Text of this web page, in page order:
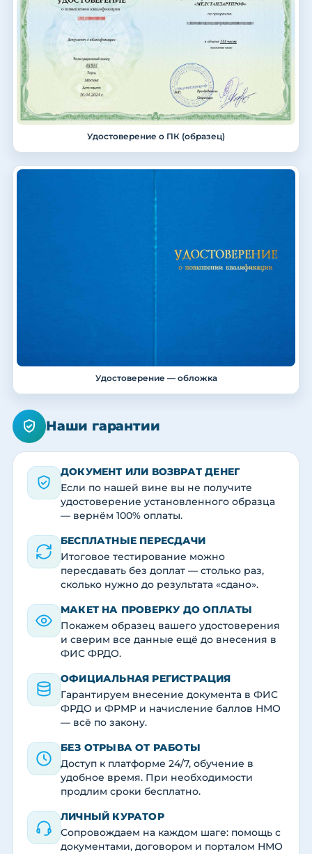
Удостоверение о ПК (образец)
Удостоверение — обложка
Наши гарантии
ДОКУМЕНТ ИЛИ ВОЗВРАТ ДЕНЕГ
Если по нашей вине вы не получите
удостоверение установленного образца
— вернём 100% оплаты.
БЕСПЛАТНЫЕ ПЕРЕСДАЧИ
Итоговое тестирование можно
пересдавать без доплат — столько раз,
сколько нужно до результата «сдано».
МАКЕТ НА ПРОВЕРКУ ДО ОПЛАТЫ
Покажем образец вашего удостоверения
и сверим все данные ещё до внесения в
ФИС ФРДО.
ОФИЦИАЛЬНАЯ РЕГИСТРАЦИЯ
Гарантируем внесение документа в ФИС
ФРДО и ФРМР и начисление баллов НМО
— всё по закону.
БЕЗ ОТРЫВА ОТ РАБОТЫ
Доступ к платформе 24/7, обучение в
удобное время. При необходимости
продлим сроки бесплатно.
ЛИЧНЫЙ КУРАТОР
Сопровождаем на каждом шаге: помощь с
документами, договором и порталом НМО